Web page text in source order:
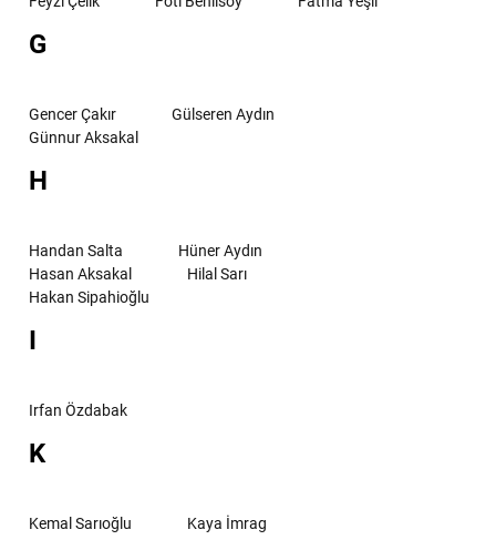
G
Gencer Çakır
Gülseren Aydın
Günnur Aksakal
H
Handan Salta
Hüner Aydın
Hasan Aksakal
Hilal Sarı
Hakan Sipahioğlu
I
Irfan Özdabak
K
Kemal Sarıoğlu Kaya İmrag